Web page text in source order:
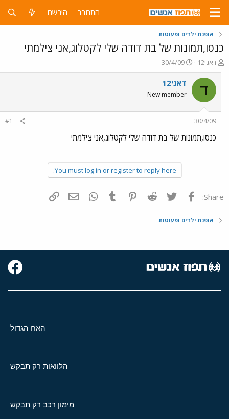
התחבר הירשם
אופנת ילדים ופעוטות
כנסו,תמונות של בת דודה שלי לקטלוג,אני צילמתי
פ
ו
ת
ח
ה
ו
ש
א
דאני12
פ
ו
ר
ם
ר
30/4/09
ד דאני12
New member
30/4/09
#1
כנסו,תמונות של בת דודה שלי לקטלוג,אני צילמתי
You must log in or register to reply here.
Share: פייסבוק Twitter
Reddit
Pinterest
Tumblr
WhatsAppדואר אלקטרוני
אופנת ילדים ופעוטות
האח הגדול
הלוואות רק תבקש
מימון רכב רק תבקש